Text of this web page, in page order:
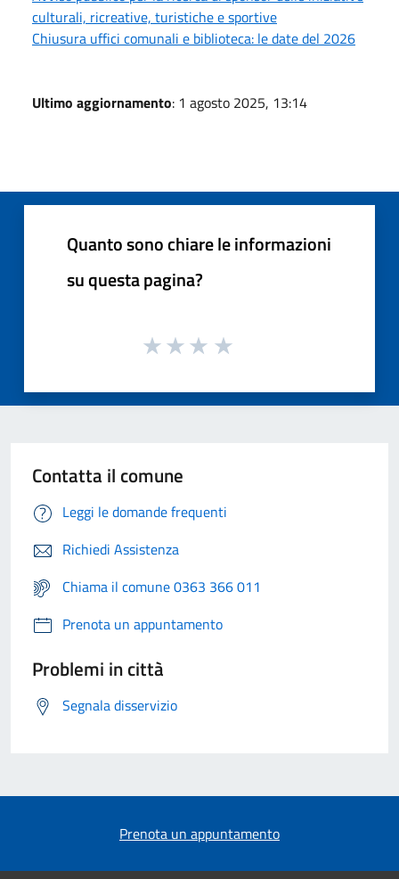
culturali, ricreative, turistiche e sportive
Chiusura uffici comunali e biblioteca: le date del 2026
Ultimo aggiornamento: 1 agosto 2025, 13:14
Quanto sono chiare le informazioni
su questa pagina?
Contatta il comune
Leggi le domande frequenti
Richiedi Assistenza
Chiama il comune 0363 366 011
Prenota un appuntamento
Problemi in città
Segnala disservizio
Prenota un appuntamento